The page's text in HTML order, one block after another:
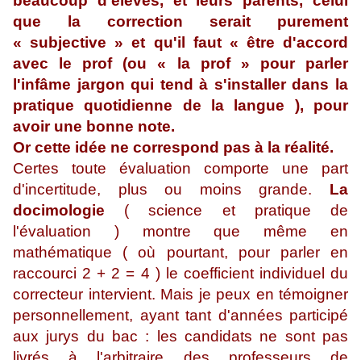
que la correction serait purement
« subjective » et qu'il faut « être d'accord
avec le prof (ou « la prof » pour parler
l'infâme jargon qui tend à s'installer dans la
pratique quotidienne de la langue ), pour
avoir une bonne note.
Or cette idée ne correspond pas à la réalité.
Certes toute évaluation comporte une part
d'incertitude, plus ou moins grande. La
docimologie ( science et pratique de
l'évaluation ) montre que même en
mathématique ( où pourtant, pour parler en
raccourci 2 + 2 = 4 ) le coefficient individuel du
correcteur intervient. Mais je peux en témoigner
personnellement, ayant tant d'années participé
aux jurys du bac : les candidats ne sont pas